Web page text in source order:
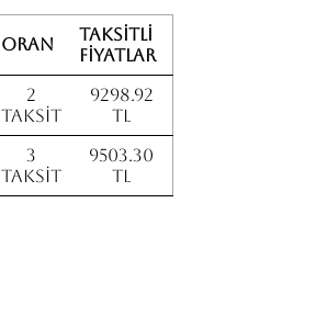
Oran
Taksitli
fiyatlar
2
Taksit
9298.92
TL
3
Taksit
9503.30
TL